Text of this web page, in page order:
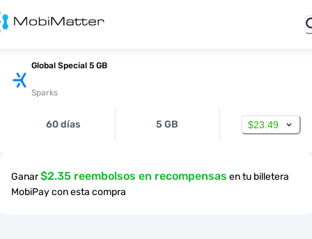
Global Special 5 GB
Sparks
60 días 5 GB $23.49
Ganar$2.35 reembolsos en recompensas en tu billetera
MobiPay con esta compra